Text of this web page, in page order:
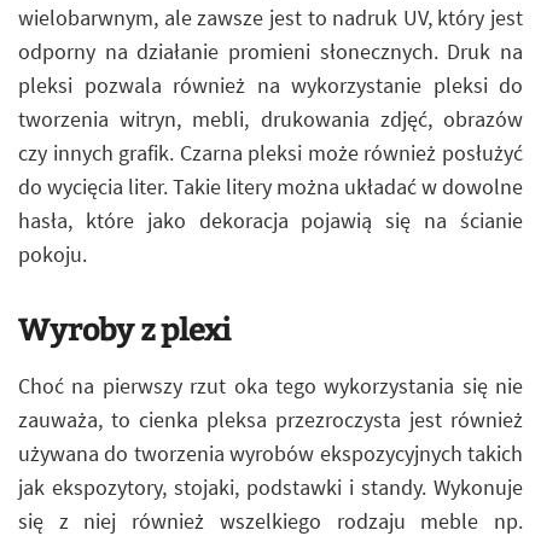
wielobarwnym, ale zawsze jest to nadruk UV, który jest
odporny na działanie promieni słonecznych. Druk na
pleksi pozwala również na wykorzystanie pleksi do
tworzenia witryn, mebli, drukowania zdjęć, obrazów
czy innych grafik. Czarna pleksi może również posłużyć
do wycięcia liter. Takie litery można układać w dowolne
hasła, które jako dekoracja pojawią się na ścianie
pokoju.
Wyroby z plexi
Choć na pierwszy rzut oka tego wykorzystania się nie
zauważa, to cienka pleksa przezroczysta jest również
używana do tworzenia wyrobów ekspozycyjnych takich
jak ekspozytory, stojaki, podstawki i standy. Wykonuje
się z niej również wszelkiego rodzaju meble np.